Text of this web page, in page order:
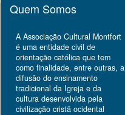
Quem Somos
A Associação Cultural Montfort
é uma entidade civil de
orientação católica que tem
como finalidade, entre outras, a
difusão do ensinamento
tradicional da Igreja e da
cultura desenvolvida pela
civilização cristã ocidental